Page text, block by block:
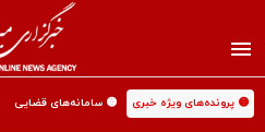
🟡 پرونده‌های ویژه خبری 🟡 سامانه‌های قضایی